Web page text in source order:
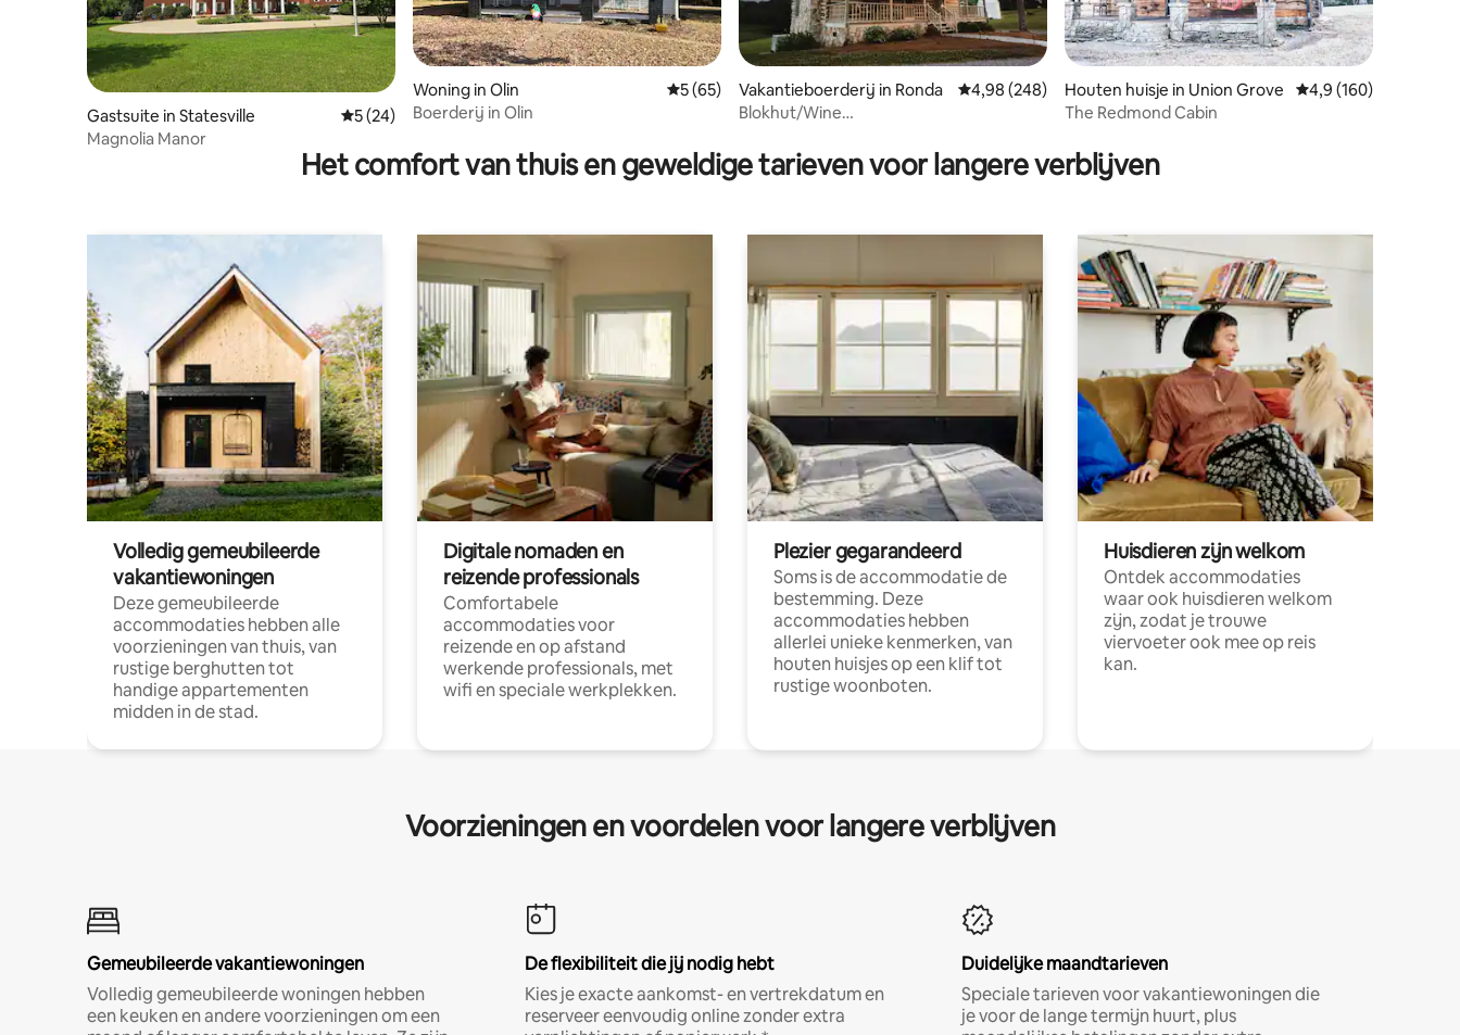
Gastsuite in Statesville Gemiddelde beoordeling van 5 op 5, 24 recensies
5 (24)
Magnolia Manor
Woning in Olin Gemiddelde beoordeling van 5 op 5, 65 recensies
5 (65)
Boerderij in Olin
Vakantieboerderij in Ronda Gemiddelde beoordeling van 4,98 op 5, 248 recensies
4,98 (248)
Blokhut/Wine
Houten huisje in Union Grove Gemiddelde
4,9 (160)
The Redmond Cabin
Het comfort van thuis en geweldige tarieven voor langere verblijven
Volledig gemeubileerde
vakantiewoningen
Deze gemeubileerde
accommodaties hebben alle
voorzieningen van thuis, van
rustige berghutten tot
handige appartementen
midden in de stad.
Digitale nomaden en
reizende professionals
Comfortabele
accommodaties voor
reizende en op afstand
werkende professionals, met
wifi en speciale werkplekken.
Plezier gegarandeerd
Soms is de accommodatie de
bestemming. Deze
accommodaties hebben
allerlei unieke kenmerken, van
houten huisjes op een klif tot
rustige woonboten.
Huisdieren zijn welkom
Ontdek accommodaties
waar ook huisdieren welkom
zijn, zodat je trouwe
viervoeter ook mee op reis
kan.
Voorzieningen en voordelen voor langere verblijven
Gemeubileerde vakantiewoningen
Volledig gemeubileerde woningen hebben
een keuken en andere voorzieningen om een
De flexibiliteit die jij nodig hebt
Kies je exacte aankomst- en vertrekdatum en
reserveer eenvoudig online zonder extra
Duidelijke maandtarieven
Speciale tarieven voor vakantiewoningen die
je voor de lange termijn huurt, plus